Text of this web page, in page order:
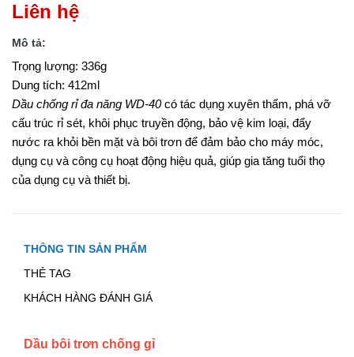
Liên hệ
Mô tả:
Trọng lượng: 336g
Dung tích: 412ml
Dầu chống rỉ đa năng WD-40có tác dụng xuyên thấm, phá vỡ
cấu trúc rỉ sét, khôi phục truyền động, bảo vệ kim loại, đẩy
nước ra khỏi bền mặt và bôi trơn để đảm bảo cho máy móc,
dụng cụ và công cụ hoạt động hiệu quả, giúp gia tăng tuổi thọ
của dụng cụ và thiết bị.
THÔNG TIN SẢN PHẨM
THẺ TAG
KHÁCH HÀNG ĐÁNH GIÁ
Dầu bôi trơn chống gỉ